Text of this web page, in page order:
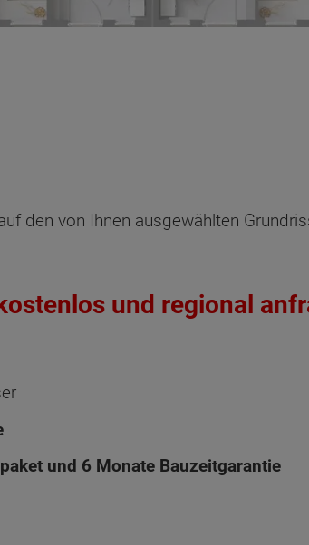
den von Ihnen ausgewählten
und regional
und 6 Monate Bauzeitgarantie